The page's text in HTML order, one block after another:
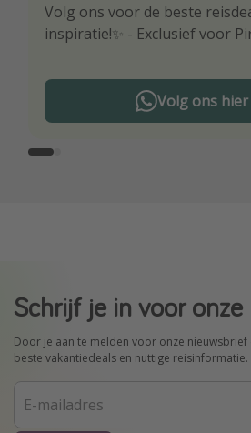
Volg ons voor de beste
inspiratie!✨ - Exclusief voor
Volg ons hier
Wees als eerste op de hoogte
reisaanbiedingen
Schrijf je in voor
Door je aan te melden voor onze
beste vakantiedeals en nuttige reisinformatie.